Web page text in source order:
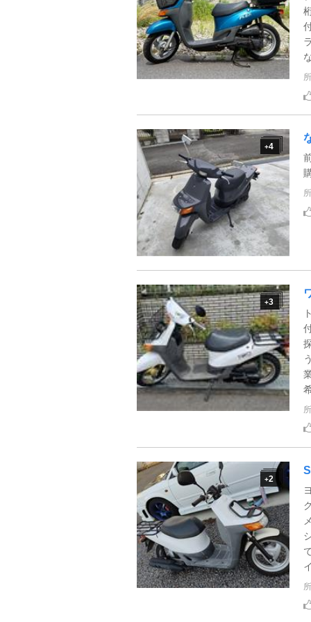
+4
+3
+2